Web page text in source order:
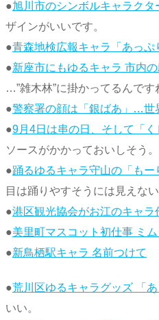
●旭川市のシンボルキャラクタ
ザインがいいです。
●青森地検広報キャラ「あっぷ
●新座市にもゆるキャラ 市内
…”雑木林”に掛かってるんです
●警察署の顔は「銀ばあ」…世
●9月4日は串の日、そして「
ソースがかかっておいしそう。
●踊るゆるキャラ守山の「も
目は踊りやすそうには見えな
●港区観光協会がお江のキャラ
●美里町マスコット初仕事 ミ
●新鳥栖駅キャラ 名前つけて
●荒川区ゆるキャラグッズ 「
いい。